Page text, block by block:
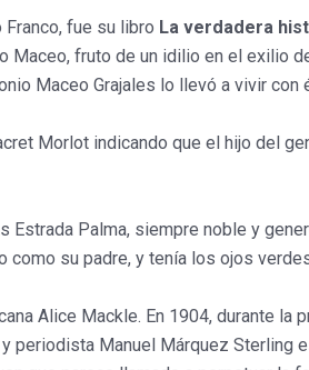
fue su libro La verdadera
fruto de un idilio en el exilio
Maceo Grajales lo llevó a vivir con
Morlot indicando que el hijo del
Estrada Palma, siempre noble y
como su padre, y tenía los ojos
Alice Mackle. En 1904, durante la
periodista Manuel Márquez Sterling